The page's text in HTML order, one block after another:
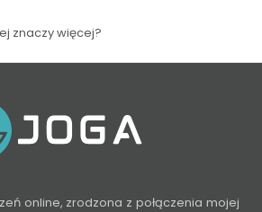
znaczy więcej?
online, zrodzona z połączenia mojej